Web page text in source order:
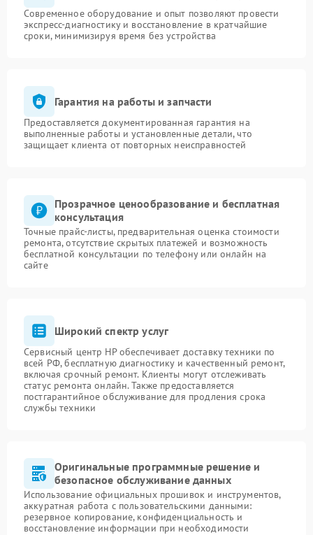
Современное оборудование и опыт позволяют провести
экспресс-диагностику и восстановление в кратчайшие
сроки, минимизируя время без устройства
Гарантия на работы и запчасти
Предоставляется документированная гарантия на
выполненные работы и установленные детали, что
защищает клиента от повторных неисправностей
Прозрачное ценообразование и бесплатная
консультация
Точные прайс-листы, предварительная оценка стоимости
ремонта, отсутствие скрытых платежей и возможность
бесплатной консультации по телефону или онлайн на
сайте
Широкий спектр услуг
Сервисный центр HP обеспечивает доставку техники по
всей РФ, бесплатную диагностику и качественный ремонт,
включая срочный ремонт. Клиенты могут отслеживать
статус ремонта онлайн. Также предоставляется
постгарантийное обслуживание для продления срока
службы техники
Оригинальные программные решение и
безопасное обслуживание данных
Использование официальных прошивок и инструментов,
аккуратная работа с пользовательскими данными:
резервное копирование, конфиденциальность и
восстановление информации при необходимости